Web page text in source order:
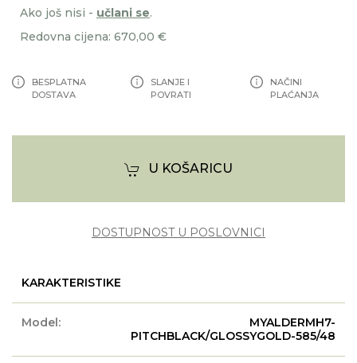
Ako još nisi - učlani se.
Redovna cijena: 670,00 €
BESPLATNA
DOSTAVA
SLANJE I
POVRATI
NAČINI
PLAĆANJA
U KOŠARICU
DOSTUPNOST U POSLOVNICI
KARAKTERISTIKE
Model:
MYALDERMH7-
PITCHBLACK/GLOSSYGOLD-585/48